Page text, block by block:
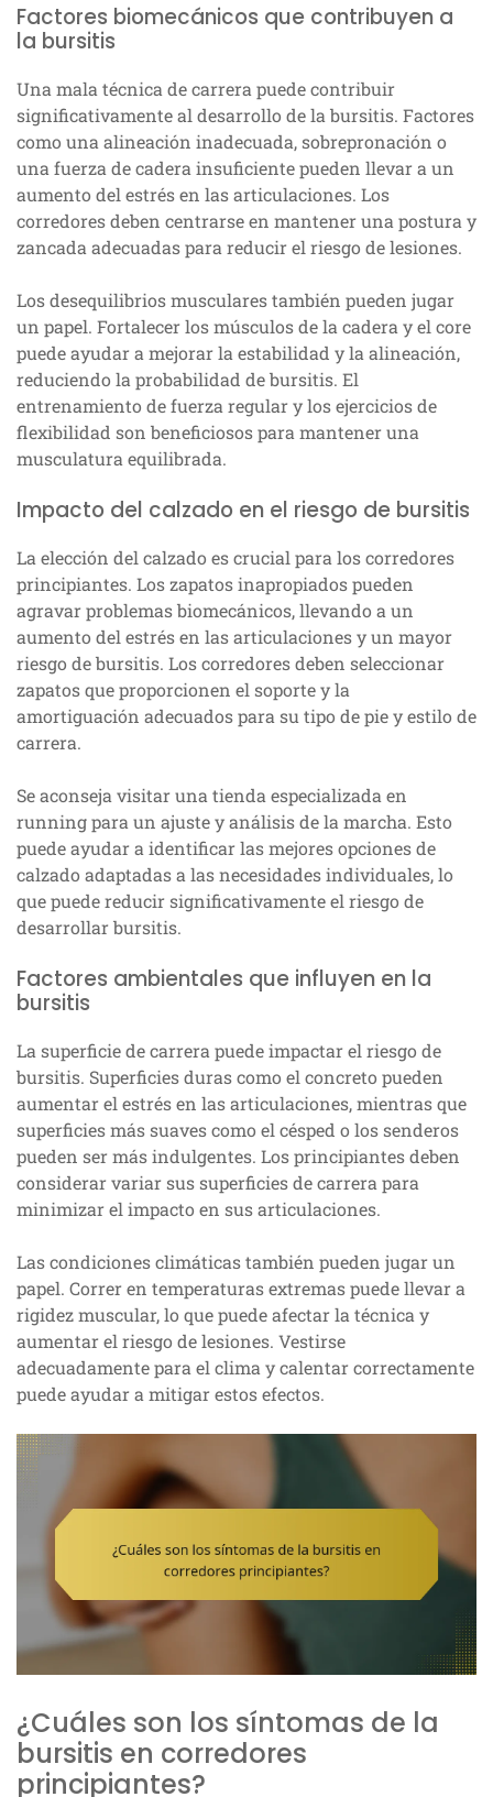
Factores biomecánicos que contribuyen a
la bursitis
Una mala técnica de carrera puede contribuir
significativamente al desarrollo de la bursitis. Factores
como una alineación inadecuada, sobrepronación o
una fuerza de cadera insuficiente pueden llevar a un
aumento del estrés en las articulaciones. Los
corredores deben centrarse en mantener una postura y
zancada adecuadas para reducir el riesgo de lesiones.
Los desequilibrios musculares también pueden jugar
un papel. Fortalecer los músculos de la cadera y el core
puede ayudar a mejorar la estabilidad y la alineación,
reduciendo la probabilidad de bursitis. El
entrenamiento de fuerza regular y los ejercicios de
flexibilidad son beneficiosos para mantener una
musculatura equilibrada.
Impacto del calzado en el riesgo de bursitis
La elección del calzado es crucial para los corredores
principiantes. Los zapatos inapropiados pueden
agravar problemas biomecánicos, llevando a un
aumento del estrés en las articulaciones y un mayor
riesgo de bursitis. Los corredores deben seleccionar
zapatos que proporcionen el soporte y la
amortiguación adecuados para su tipo de pie y estilo de
carrera.
Se aconseja visitar una tienda especializada en
running para un ajuste y análisis de la marcha. Esto
puede ayudar a identificar las mejores opciones de
calzado adaptadas a las necesidades individuales, lo
que puede reducir significativamente el riesgo de
desarrollar bursitis.
Factores ambientales que influyen en la
bursitis
La superficie de carrera puede impactar el riesgo de
bursitis. Superficies duras como el concreto pueden
aumentar el estrés en las articulaciones, mientras que
superficies más suaves como el césped o los senderos
pueden ser más indulgentes. Los principiantes deben
considerar variar sus superficies de carrera para
minimizar el impacto en sus articulaciones.
Las condiciones climáticas también pueden jugar un
papel. Correr en temperaturas extremas puede llevar a
rigidez muscular, lo que puede afectar la técnica y
aumentar el riesgo de lesiones. Vestirse
adecuadamente para el clima y calentar correctamente
puede ayudar a mitigar estos efectos.
¿Cuáles son los síntomas de la
bursitis en corredores
principiantes?